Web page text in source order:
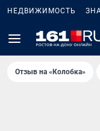
НЕДВИЖИМОСТЬ
Отзыв на «Колобка»